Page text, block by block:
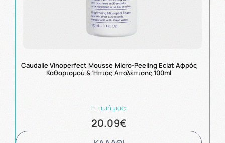
Caudalie Vinoperfect Mousse Micro-Peeling Eclat Αφρός
Καθαρισμού & Ήπιας Απολέπισης 100ml
Η τιμή μας:
20.09€